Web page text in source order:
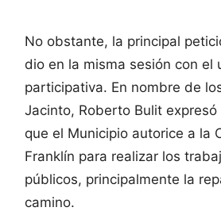
No obstante, la principal
dio en la misma sesión con el
participativa. En nombre de
Jacinto, Roberto Bulit
que el Municipio autorice a la
Franklín para realizar los
públicos, principalmente la
camino.